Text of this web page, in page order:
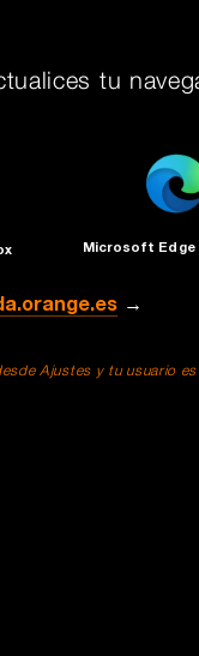
tu
Microsoft Edge
→
Ajustes y tu usuario